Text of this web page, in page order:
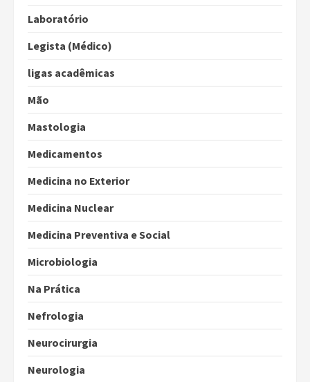
Laboratório
Legista (Médico)
ligas acadêmicas
Mão
Mastologia
Medicamentos
Medicina no Exterior
Medicina Nuclear
Medicina Preventiva e Social
Microbiologia
Na Prática
Nefrologia
Neurocirurgia
Neurologia